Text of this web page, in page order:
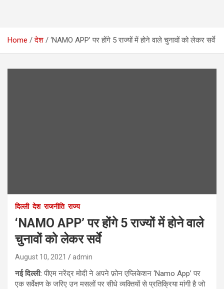
Home देश ‘NAMO APP’ पर होंगे 5 राज्यों में होने वाले चुनावों को लेकर सर्वे
दिल्ली देश राजनीति राज्य
‘NAMO APP’ पर होंगे 5 राज्यों में होने वाले
चुनावों को लेकर सर्वे
August 10, 2021 admin
नई दिल्ली:पीएम नरेंद्र मोदी ने अपने फ़ोन एप्लिकेशन ‘Namo App’ पर
एक सर्वेक्षण के जरिए उन मसलों पर सीधे व्यक्तियों से प्रतिक्रिया मांगी है जो